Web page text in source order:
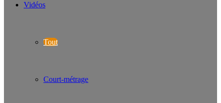
Vidéos
Tout
Court-métrage